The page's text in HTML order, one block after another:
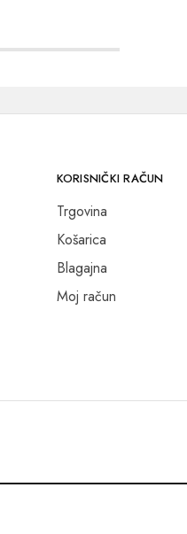
KORISNIČKI RAČUN
Trgovina
Košarica
Blagajna
Moj račun